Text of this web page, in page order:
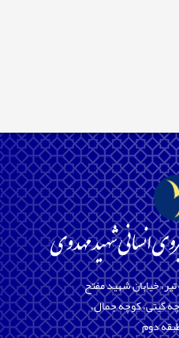
خیابان شهید مفتح
گیتی، کوچه جمال،